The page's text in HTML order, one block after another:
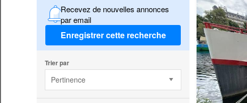
Recevez de nouvelles annonces
par email
Enregistrer cette recherche
Trier par
Pertinence